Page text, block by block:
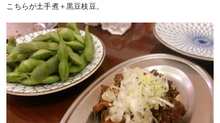
こちらが土手煮＋黒豆枝豆。